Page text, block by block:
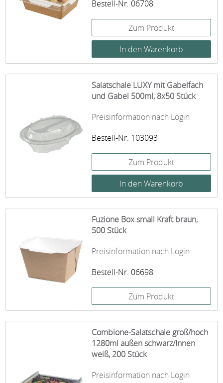
Bestell-Nr. 06708
Zum Produkt
Salatschale LUXY mit Gabelfach
und Gabel 500ml, 8x50 Stück
Preisinformation nach Login
Bestell-Nr. 103093
Zum Produkt
Fuzione Box small Kraft braun,
500 Stück
Preisinformation nach Login
Bestell-Nr. 06698
Zum Produkt
Combione-Salatschale groß/hoch
1280ml außen schwarz/Innen
weiß, 200 Stück
Preisinformation nach Login